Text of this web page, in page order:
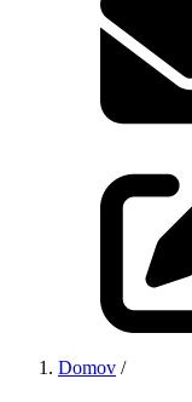
Domov /